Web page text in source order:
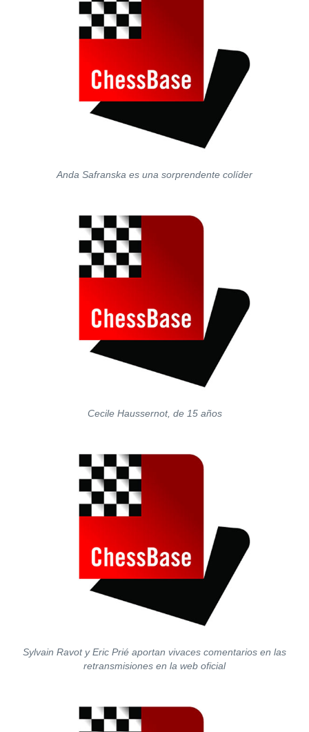
Anda Safranska es una sorprendente colíder
Cecile Haussernot, de 15 años
Sylvain Ravot y Eric Prié aportan vivaces comentarios en las
retransmisiones en la web oficial